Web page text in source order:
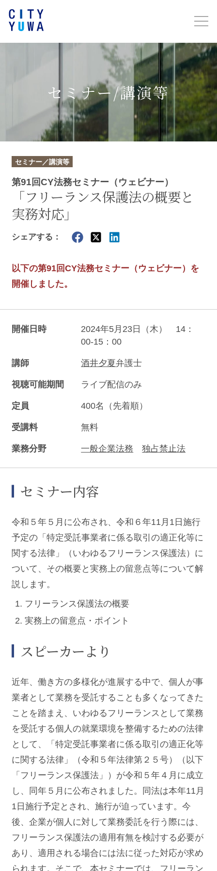
セミナー/講演等
セミナー／講演等
第91回CY法務セミナー（ウェビナー）
「フリーランス保護法の概要と
実務対応」
シェアする：
以下の第91回CY法務セミナー（ウェビナー）を
開催しました。
開催日時
2024年5月23日（木） 14：
00-15：00
講師 酒井夕夏弁護士
視聴可能期間 ライブ配信のみ
定員 400名（先着順）
受講料 無料
業務分野 一般企業法務 独占禁止法
セミナー内容
令和５年５月に公布され、令和６年11月1日施行
予定の「特定受託事業者に係る取引の適正化等に
関する法律」（いわゆるフリーランス保護法）に
ついて、その概要と実務上の留意点等について解
説します。
フリーランス保護法の概要
実務上の留意点・ポイント
スピーカーより
近年、働き方の多様化が進展する中で、個人が事
業者として業務を受託することも多くなってきた
ことを踏まえ、いわゆるフリーランスとして業務
を受託する個人の就業環境を整備するための法律
として、「特定受託事業者に係る取引の適正化等
に関する法律」（令和５年法律第２５号）（以下
「フリーランス保護法」）が令和５年４月に成立
し、同年５月に公布されました。同法は本年11月
1日施行予定とされ、施行が迫っています。今
後、企業が個人に対して業務委託を行う際には、
フリーランス保護法の適用有無を検討する必要が
あり、適用される場合には法に従った対応が求め
られます。そこで、本セミナーでは、フリーラン